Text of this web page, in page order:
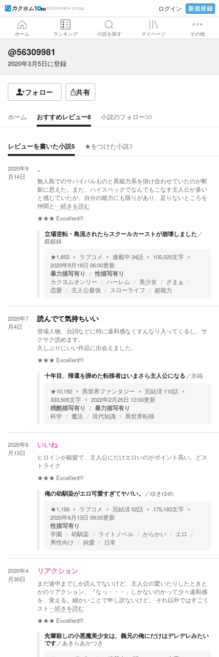
KADOKAWA Group ログイン 新規登録
ホーム ランキング 小説を探す マイページ その他
@56309981
2020年3月5日に登録
フォロー 共有
ホーム おすすめレビュー8 小説のフォロー30
レビューを書いた小説5 ★をつけた小説3
2020年9
月14日
、
無人島でのサバイバルものと異能力系を掛け合わせていたのが斬
新に思えた。また、ハイスペックでなんでもこなす主人公が多い
と感じていたが、自分の能力にも限りがあり、足りないところを
仲間と …続きを読む
★★★ Excellent!!!
立場逆転・島流されたらスクールカーストが崩壊しました ／
鏡銀鉢
★1,855 ラブコメ 連載中 34話 105,020文字
2020年9月19日 06:00更新
暴力描写有り 性描写有り
カクヨムオンリー ハーレム 美少女
ざまぁ
恋愛
主人公最強 スローライフ 超能力
2020年7
月4日
読んでて気持ちいい
登場人物、台詞などに特に違和感なくすんなり入ってくるし、サ
クサク読めます。
久しぶりにいい作品に出会えました。
★★★ Excellent!!!
十年目、帰還を諦めた転移者はいまさら主人公になる ／氷純
★10,192 異世界ファンタジー 完結済 110話
333,505文字 2022年2月25日 12:00更新
残酷描写有り 暴力描写有り
科学 魔法 現代知識 異世界転移
2020年5
月13日
いいね
ヒロインが銀髪で、主人公にだけエロいのがポイント高い。どス
トライク
★★★ Excellent!!!
俺の幼馴染がエロ可愛すぎてヤバい。 ／ゆきゆめ
★1,156 ラブコメ 完結済52話 175,183文字
2020年6月13日 09:00更新
性描写有り
学園 幼馴染 ライトノベル からかい
エロ
男性向け
純愛 日常
2020年4
月30日
リアクション
まだ途中までしか読んでないけど、主人公の驚いたりしたときと
かのリアクション、「なっ・・・」しかないのかって少々違和感
を、覚える。細かいことで申し訳ないけど。 それ以外ではすごく
スト …続きを読む
★★★ Excellent!!!
先輩殺しの小悪魔美少女は、義兄の俺にだけはデレデレみたい
です／あきらあかつき